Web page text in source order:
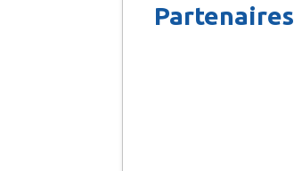
Partenaires